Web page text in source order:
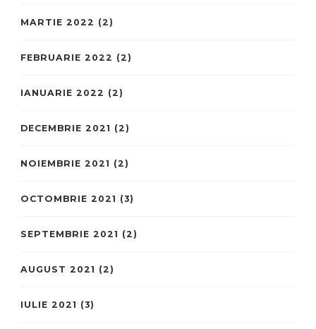
MARTIE 2022 (2)
FEBRUARIE 2022 (2)
IANUARIE 2022 (2)
DECEMBRIE 2021 (2)
NOIEMBRIE 2021 (2)
OCTOMBRIE 2021 (3)
SEPTEMBRIE 2021 (2)
AUGUST 2021 (2)
IULIE 2021 (3)